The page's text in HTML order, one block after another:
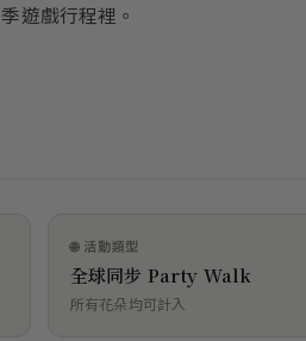
遊戲行程裡。
🌐 活動類型
全球同步 Party Walk
所有花朵均可計入